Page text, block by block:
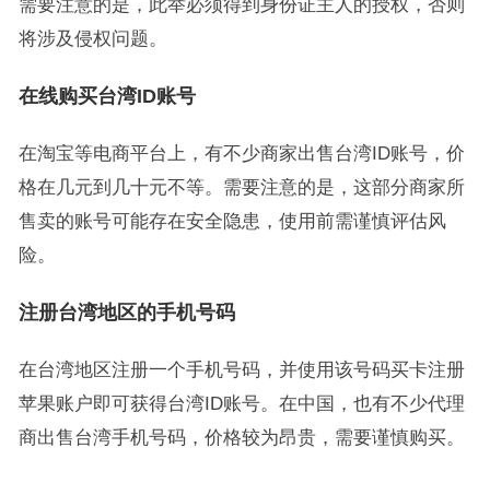
需要注意的是，此举必须得到身份证主人的授权，否则
将涉及侵权问题。
在线购买台湾ID账号
在淘宝等电商平台上，有不少商家出售台湾ID账号，价
格在几元到几十元不等。需要注意的是，这部分商家所
售卖的账号可能存在安全隐患，使用前需谨慎评估风
险。
注册台湾地区的手机号码
在台湾地区注册一个手机号码，并使用该号码买卡注册
苹果账户即可获得台湾ID账号。在中国，也有不少代理
商出售台湾手机号码，价格较为昂贵，需要谨慎购买。